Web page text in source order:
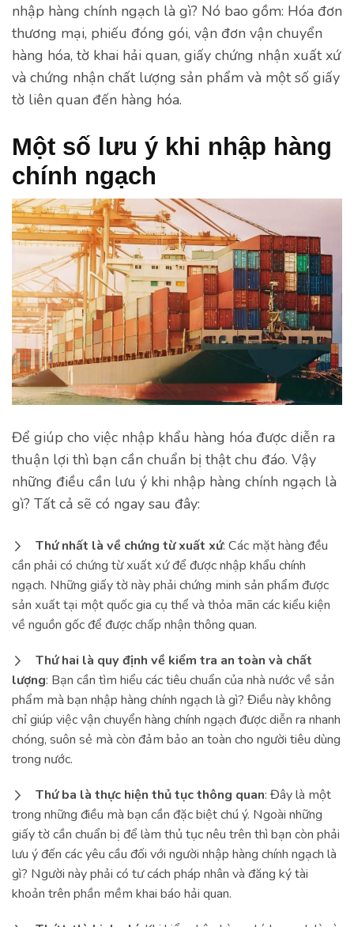
nhập hàng chính ngạch là gì? Nó bao gồm: Hóa đơn
thương mại, phiếu đóng gói, vận đơn vận chuyển
hàng hóa, tờ khai hải quan, giấy chứng nhận xuất xứ
và chứng nhận chất lượng sản phẩm và một số giấy
tờ liên quan đến hàng hóa.
Một số lưu ý khi nhập hàng
chính ngạch
Để giúp cho việc nhập khẩu hàng hóa được diễn ra
thuận lợi thì bạn cần chuẩn bị thật chu đáo. Vậy
những điều cần lưu ý khi nhập hàng chính ngạch là
gì? Tất cả sẽ có ngay sau đây:
Thứ nhất là về chứng từ xuất xứ: Các mặt hàng đều
cần phải có chứng từ xuất xứ để được nhập khẩu chính
ngạch. Những giấy tờ này phải chứng minh sản phẩm được
sản xuất tại một quốc gia cụ thể và thỏa mãn các kiểu kiện
về nguồn gốc để được chấp nhận thông quan.
Thứ hai là quy định về kiểm tra an toàn và chất
lượng: Bạn cần tìm hiểu các tiêu chuẩn của nhà nước về sản
phẩm mà bạn nhập hàng chính ngạch là gì? Điều này không
chỉ giúp việc vận chuyển hàng chính ngạch được diễn ra nhanh
chóng, suôn sẻ mà còn đảm bảo an toàn cho người tiêu dùng
trong nước.
Thứ ba là thực hiện thủ tục thông quan: Đây là một
trong những điều mà bạn cần đặc biệt chú ý. Ngoài những
giấy tờ cần chuẩn bị để làm thủ tục nêu trên thì bạn còn phải
lưu ý đến các yêu cầu đối với người nhập hàng chính ngạch là
gì? Người này phải có tư cách pháp nhân và đăng ký tài
khoản trên phần mềm khai báo hải quan.